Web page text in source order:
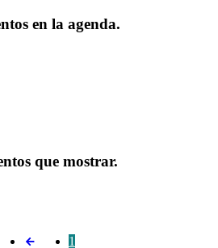
en la agenda.
que mostrar.
1